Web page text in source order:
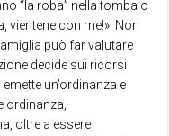
“la roba” nella tomba o
vientene con me!». Non
può far valutare
decide sui ricorsi
un’ordinanza e
ordinanza,
oltre a essere